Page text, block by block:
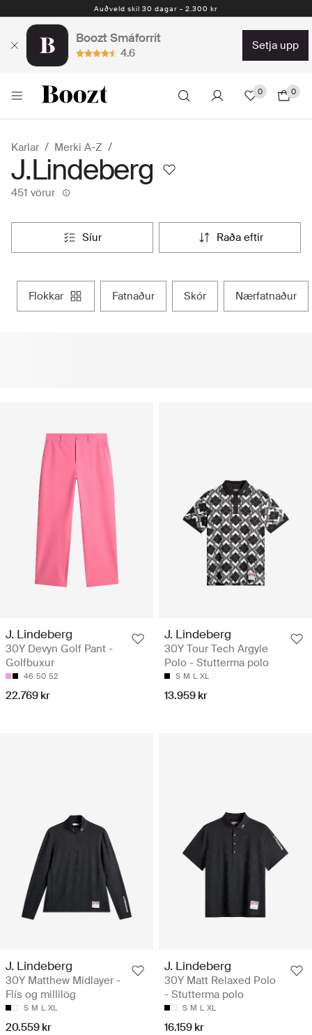
Auðveld skil 30 dagar - 2.300 kr
Boozt Smáforrit
4.6
setja upp
0 0
Karlar Merki A-Z
J.Lindeberg
451 vörur
síur raða eftir
flokkar fatnaður skór nærfatnaður
J. Lindeberg
30Y Devyn Golf Pant -
Golfbuxur
46 50 52
22.769 kr
J. Lindeberg
30Y Tour Tech Argyle
Polo - Stutterma polo
S M L XL
13.959 kr
J. Lindeberg
30Y Matthew Midlayer -
Flís og millilög
S M L XL
20.559 kr
J. Lindeberg
30Y Matt Relaxed Polo
- Stutterma polo
S M L XL
16.159 kr